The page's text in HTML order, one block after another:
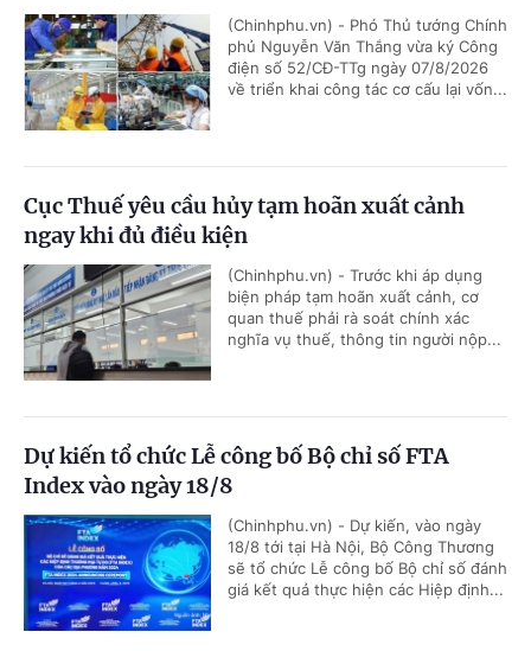
(Chinhphu.vn) - Phó Thủ tướng Chính
phủ Nguyễn Văn Thắng vừa ký Công
điện số 52/CĐ-TTg ngày 07/8/2026
về triển khai công tác cơ cấu lại vốn...
Cục Thuế yêu cầu hủy tạm hoãn xuất cảnh
ngay khi đủ điều kiện
(Chinhphu.vn) - Trước khi áp dụng
biện pháp tạm hoãn xuất cảnh, cơ
quan thuế phải rà soát chính xác
nghĩa vụ thuế, thông tin người nộp...
Dự kiến tổ chức Lễ công bố Bộ chỉ số FTA
Index vào ngày 18/8
(Chinhphu.vn) - Dự kiến, vào ngày
18/8 tới tại Hà Nội, Bộ Công Thương
sẽ tổ chức Lễ công bố Bộ chỉ số đánh
giá kết quả thực hiện các Hiệp định...